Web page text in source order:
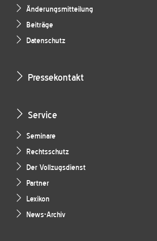
Änderungsmitteilung
Beiträge
Datenschutz
Pressekontakt
Service
Seminare
Rechtsschutz
Der Vollzugsdienst
Partner
Lexikon
News-Archiv